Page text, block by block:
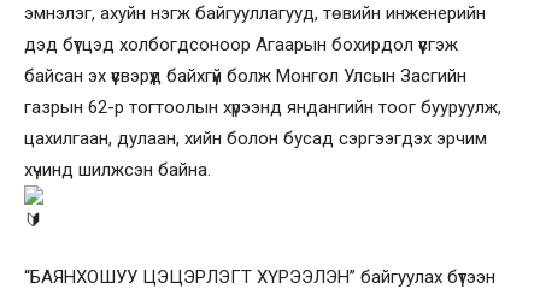
эмнэлэг, ахуйн нэгж байгууллагууд, төвийн инженерийн
дэд бүтцэд холбогдсоноор Агаарын бохирдол үүсгэж
байсан эх үүсвэрүүд байхгүй болж Монгол Улсын Засгийн
газрын 62-р тогтоолын хүрээнд яндангийн тоог бууруулж,
цахилгаан, дулаан, хийн болон бусад сэргээгдэх эрчим
хүчинд шилжсэн байна.
“БАЯНХОШУУ ЦЭЦЭРЛЭГТ ХҮРЭЭЛЭН” байгуулах бүтээн